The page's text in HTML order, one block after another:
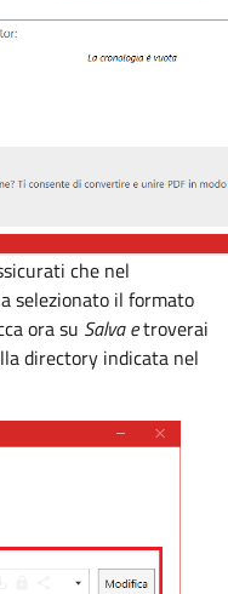
che nel
selezionato il formato
ora su Salva etroverai
directory indicata nel